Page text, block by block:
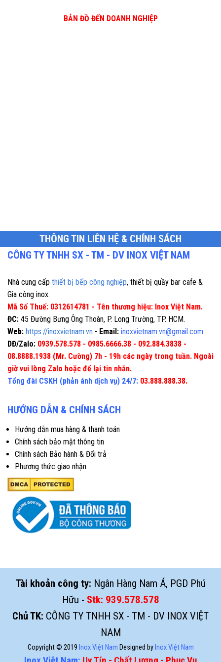
BẢN ĐỒ ĐẾN DOANH NGHIỆP
THÔNG TIN LIÊN HỆ & CHÍNH SÁCH
CÔNG TY TNHH SX - TM - DV INOX VIỆT NAM
Nhà cung cấp thiết bị bếp công nghiệp, thiết bị quầy bar cafe &
Gia công inox.
Mã Số Thuế: 0312614781 - Tên thương hiệu: Inox Việt Nam.
ĐC: 45 Đường Bưng Ông Thoàn, P. Long Trường, TP. HCM.
Web: https://inoxvietnam.vn - Email: inoxvietnam.vn@gmail.com
DĐ/Zalo: 0939.578.578 - 0985.6666.38 - 092.884.3838 -
08.8888.1938 (Mr. Cường) 7h - 19h các ngày trong tuần. Ngoài
giờ vui lòng Zalo hoặc để lại tin nhắn.
Tổng đài CSKH (phản ánh dịch vụ) 24/7: 03.888.888.38.
HƯỚNG DẪN & CHÍNH SÁCH
Hướng dẫn mua hàng & thanh toán
Chính sách bảo mật thông tin
Chính sách Bảo hành & Đổi trả
Phương thức giao nhận
Tài khoản công ty: Ngân Hàng Nam Á, PGD Phú
Hữu - Stk: 939.578.578
Chủ TK: CÔNG TY TNHH SX - TM - DV INOX VIỆT
NAM
Copyright © 2019 Inox Việt Nam Designed by Inox Việt Nam